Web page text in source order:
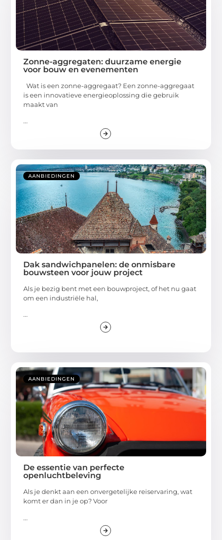
Zonne-aggregaten: duurzame energie
voor bouw en evenementen
Wat is een zonne-aggregaat? Een zonne-aggregaat
is een innovatieve energieoplossing die gebruik
maakt van
...
AANBIEDINGEN
Dak sandwichpanelen: de onmisbare
bouwsteen voor jouw project
Als je bezig bent met een bouwproject, of het nu gaat
om een industriële hal,
...
AANBIEDINGEN
De essentie van perfecte
openluchtbeleving
Als je denkt aan een onvergetelijke reiservaring, wat
komt er dan in je op? Voor
...